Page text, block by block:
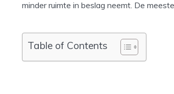
minder ruimte in beslag neemt. De
Table of Contents